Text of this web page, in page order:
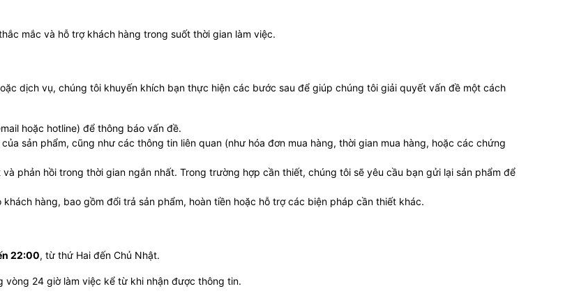
mắc và hỗ trợ khách hàng trong suốt thời gian làm việc.
dịch vụ, chúng tôi khuyến khích bạn thực hiện các bước sau để giúp chúng tôi giải quyết vấn đề một cách
hoặc hotline) để thông báo vấn đề.
sản phẩm, cũng như các thông tin liên quan (như hóa đơn mua hàng, thời gian mua hàng, hoặc các chứng
phản hồi trong thời gian ngắn nhất. Trong trường hợp cần thiết, chúng tôi sẽ yêu cầu bạn gửi lại sản phẩm để
hàng, bao gồm đổi trả sản phẩm, hoàn tiền hoặc hỗ trợ các biện pháp cần thiết khác.
22:00, từ thứ Hai đến Chủ Nhật.
24 giờ làm việc kể từ khi nhận được thông tin.